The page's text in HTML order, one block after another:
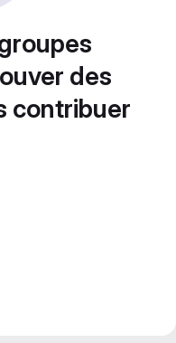
des
contribuer